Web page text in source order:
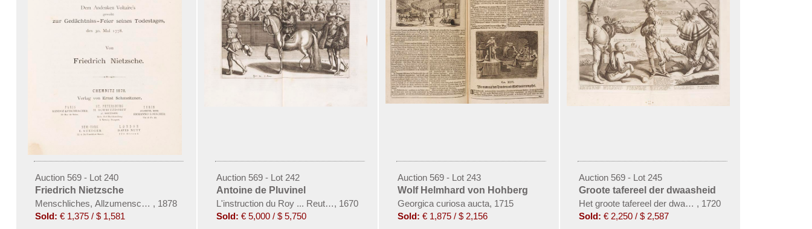
Auction 569 - Lot 240
Friedrich Nietzsche
Menschliches, Allzumenschliches
, 1878
Sold: € 1,375 / $ 1,581
Auction 569 - Lot 242
Antoine de Pluvinel
L'instruction du Roy ... Reut-Kunst
, 1670
Sold: € 5,000 / $ 5,750
Auction 569 - Lot 243
Wolf Helmhard von Hohberg
Georgica curiosa aucta, 1715
Sold: € 1,875 / $ 2,156
Auction 569 - Lot 245
Groote tafereel der dwaasheid
Het groote tafereel der dwaasheid
, 1720
Sold: € 2,250 / $ 2,587